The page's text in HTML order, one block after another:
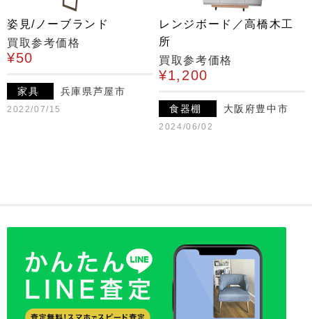
姿見/ノーブランド
買取参考価格
¥50
家具 兵庫県芦屋市
2022/07/15
レンジボード／高橋木工
所
買取参考価格
¥1,200
食器棚 大阪府豊中市
2024/06/02